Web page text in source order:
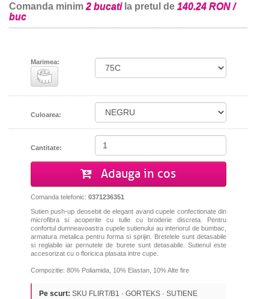
Comanda minim 2 bucatila pretul de 140.24 RON /
buc
Marimea:
Culoarea:
Cantitate:
Adauga in cos
Comanda telefonic: 0371236351
Sutien push-up deosebit de elegant avand cupele confectionate din
microfibra si acoperite cu tulle cu broderie discreta. Pentru
confortul dumneavoastra cupele sutienului au interiorul de bumbac,
armatura metalica pentru forma si sprijin. Bretelele sunt detasabile
si reglabile iar pernutele de burete sunt detasabile. Sutienul este
accesorizat cu o floricica plasata intre cupe.
Compozitie: 80% Poliamida, 10% Elastan, 10% Alte fire
Pe scurt: SKU FLIRT/B1 · GORTEKS · SUTIENE